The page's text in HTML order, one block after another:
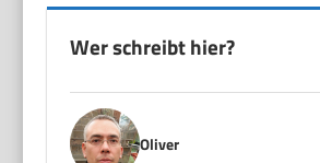
Wer schreibt hier?
Oliver